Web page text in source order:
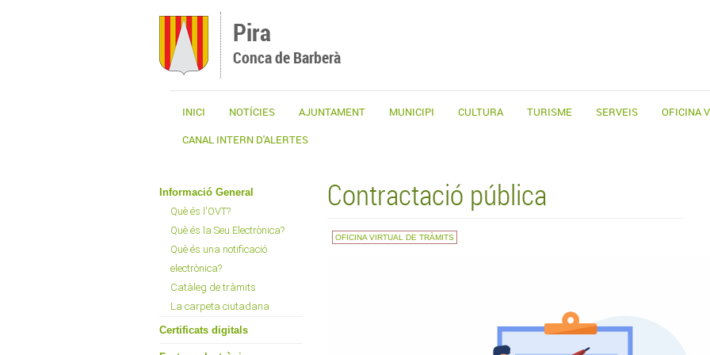
Pira
Conca de Barberà
INICI NOTÍCIES AJUNTAMENT MUNICIPI CULTURA TURISME SERVEIS
OFICINA
CANAL INTERN D'ALERTES
Informació General
Què és l'OVT?
Què és la Seu Electrònica?
Què és una notificació
electrònica?
Catàleg de tràmits
La carpeta ciutadana
Certificats digitals
Contractació pública
OFICINA VIRTUAL DE TRÀMITS